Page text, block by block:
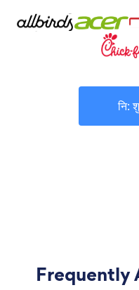
नि:
Frequently